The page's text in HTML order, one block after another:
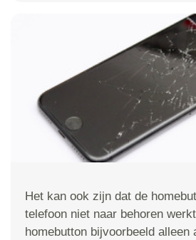
Het kan ook zijn dat de
telefoon niet naar behoren
homebutton bijvoorbeeld alleen